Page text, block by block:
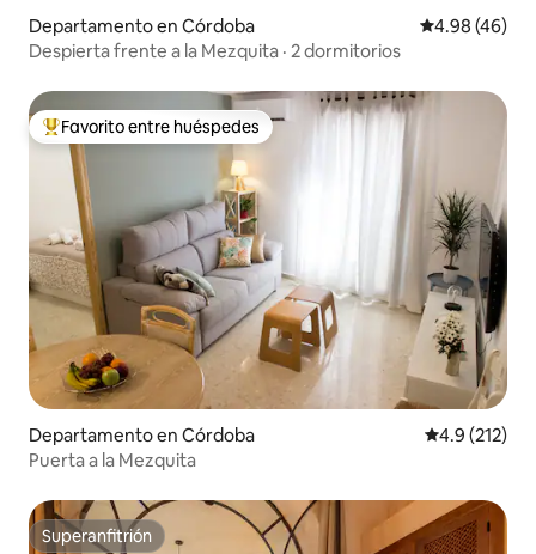
Departamento en Córdoba Calificación
4.98 (46)
Despierta frente a la Mezquita · 2 dormitorios
De los mejores en Favorito entre huéspedes
Favorito entre huéspedes
Departamento en Córdoba Calificación
4.9 (212)
Puerta a la Mezquita
Superanfitrión
Superanfitrión